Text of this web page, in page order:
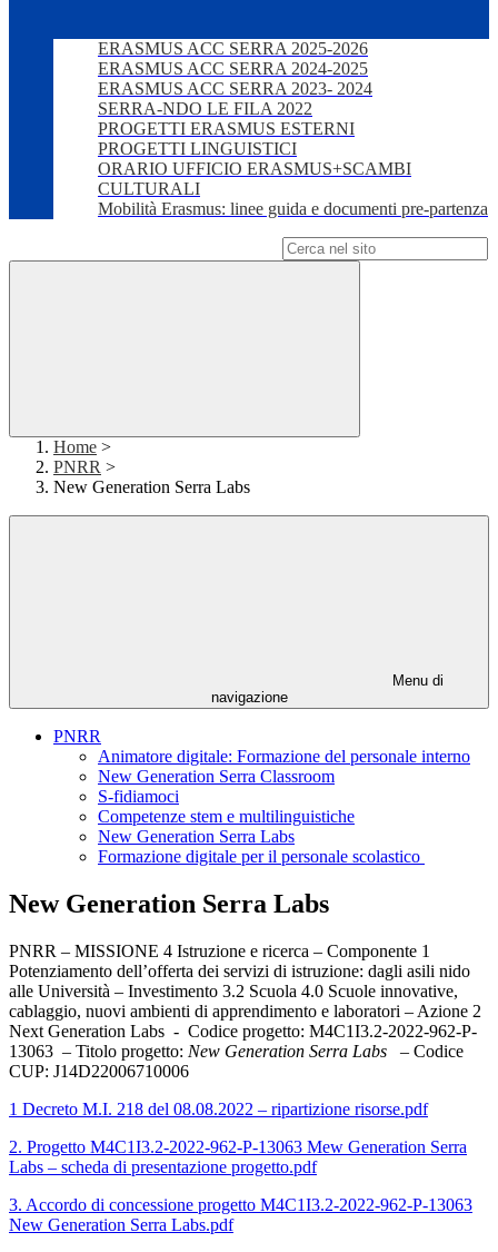
ERASMUS ACC SERRA 2025-2026
ERASMUS ACC SERRA 2024-2025
ERASMUS ACC SERRA 2023- 2024
SERRA-NDO LE FILA 2022
PROGETTI ERASMUS ESTERNI
PROGETTI LINGUISTICI
ORARIO UFFICIO ERASMUS+SCAMBI
CULTURALI
Mobilità Erasmus: linee guida e documenti pre-partenza
Home >
PNRR >
New Generation Serra Labs
Menu di
navigazione
PNRR
Animatore digitale: Formazione del personale interno
New Generation Serra Classroom
S-fidiamoci
Competenze stem e multilinguistiche
New Generation Serra Labs
Formazione digitale per il personale scolastico
New Generation Serra Labs
PNRR – MISSIONE 4 Istruzione e ricerca – Componente 1
Potenziamento dell’offerta dei servizi di istruzione: dagli asili nido
alle Università – Investimento 3.2 Scuola 4.0 Scuole innovative,
cablaggio, nuovi ambienti di apprendimento e laboratori – Azione 2
Next Generation Labs - Codice progetto: M4C1I3.2-2022-962-P-
13063 – Titolo progetto: New Generation Serra Labs – Codice
CUP: J14D22006710006
1 Decreto M.I. 218 del 08.08.2022 – ripartizione risorse.pdf
2. Progetto M4C1I3.2-2022-962-P-13063 Mew Generation Serra
Labs – scheda di presentazione progetto.pdf
3. Accordo di concessione progetto M4C1I3.2-2022-962-P-13063
New Generation Serra Labs.pdf